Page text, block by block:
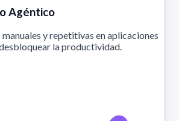
Agéntico
y repetitivas en aplicaciones
la productividad.